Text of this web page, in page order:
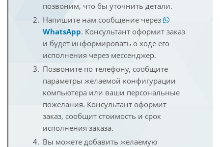
позвоним, что бы уточнить детали.
Напишите нам сообщение через
WhatsApp. Консультант оформит заказ
и будет информировать о ходе его
исполнения через мессенджер.
Позвоните по телефону, сообщите
параметры желаемой конфигурации
компьютера или ваши персональные
пожелания. Консультант оформит
заказ, сообщит стоимость и срок
исполнения заказа.
Вы можете добавить желаемую